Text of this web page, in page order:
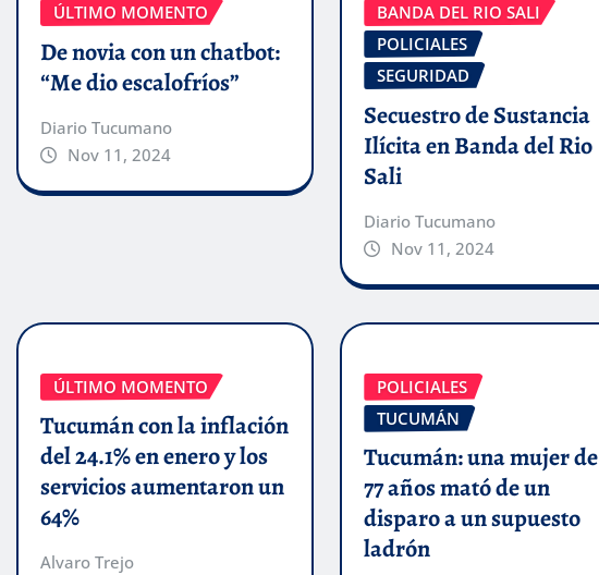
ÚLTIMO MOMENTO
De novia con un chatbot:
“Me dio escalofríos”
Diario Tucumano
Nov 11, 2024
BANDA DEL RIO SALI
POLICIALES
SEGURIDAD
Secuestro de Sustancia
Ilícita en Banda del Rio
Sali
Diario Tucumano
Nov 11, 2024
ÚLTIMO MOMENTO
Tucumán con la inflación
del 24.1% en enero y los
servicios aumentaron un
64%
Alvaro Trejo
POLICIALES
TUCUMÁN
Tucumán: una mujer de
77 años mató de un
disparo a un supuesto
ladrón